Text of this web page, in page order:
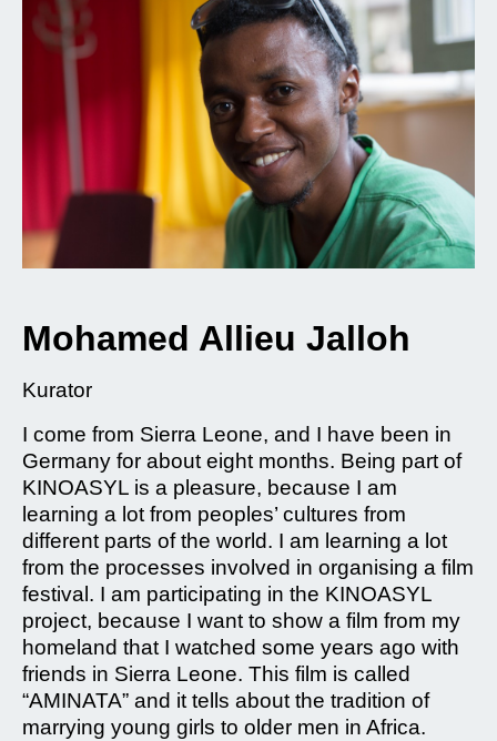
Mohamed Allieu Jalloh
Kurator
I come from Sierra Leone, and I have been in
Germany for about eight months. Being part of
KINOASYL is a pleasure, because I am
learning a lot from peoples’ cultures from
different parts of the world. I am learning a lot
from the processes involved in organising a film
festival. I am participating in the KINOASYL
project, because I want to show a film from my
homeland that I watched some years ago with
friends in Sierra Leone. This film is called
“AMINATA” and it tells about the tradition of
marrying young girls to older men in Africa.